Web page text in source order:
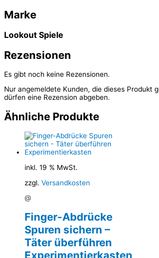
Marke
Lookout Spiele
Rezensionen
Es gibt noch keine Rezensionen.
Nur angemeldete Kunden, die dieses Produkt
dürfen eine Rezension abgeben.
Ähnliche Produkte
inkl. 19 % MwSt.
zzgl. Versandkosten
@
Finger-Abdrücke
Spuren sichern –
Täter überführen
Experimentierkasten